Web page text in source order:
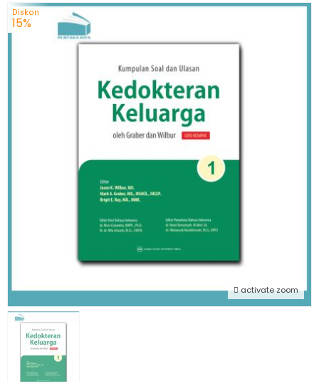
activate zoom
Diskon
15%